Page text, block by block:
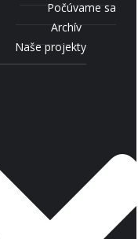
Počúvame sa
Archív
Naše projekty